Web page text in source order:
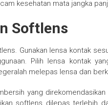
kesehatan mata jangka
Softlens
Gunakan lensa kontak
Pilih lensa kontak
melepas lensa dan
yang
softlens dilepas terlebih